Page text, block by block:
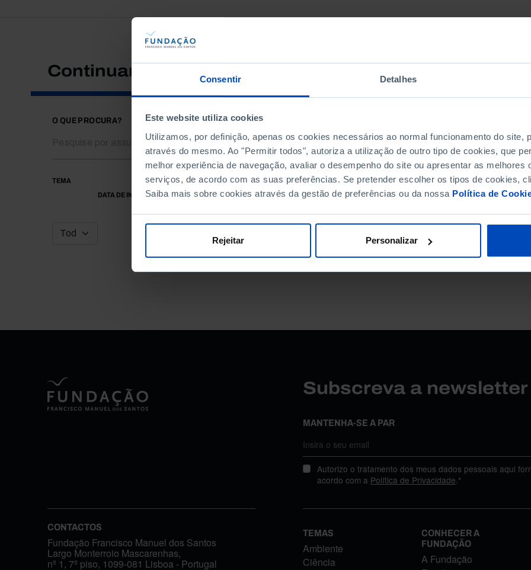
Consentir Detalhes
Este website utiliza cookies
Utilizamos, por definição, apenas os cookies necessários ao normal funcionamento do site,
através do mesmo. Ao "Permitir todos", autoriza a utilização de outro tipo de cookies, que
melhor experiência de navegação, avaliar o desempenho do site ou apresentar as melhores
serviços, de acordo com as suas preferências. Se pretender escolher os tipos de cookies,
Saiba mais sobre cookies através da gestão de preferências ou da nossa Política de
Rejeitar Personalizar
Continuar a pesquisar
O QUE PROCURA?
TEMA
DATA DE INÍCIO
DATA DE FIM
Subscreva a
MANTENHA-SE A PAR
Autorizo o tratamento dos meus dados pessoais aqui
acordo com a Política de Privacidade.*
CONTACTOS
Fundação Francisco Manuel dos Santos
Largo Monterroio Mascarenhas,
nº 1, 7º piso, 1099-081 Lisboa - Portugal
TEMAS
Ambiente
Ciência
CONHECER A
FUNDAÇÃO
A Fundação